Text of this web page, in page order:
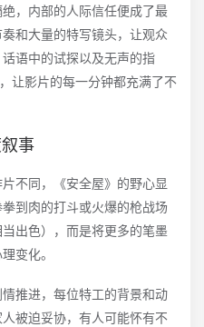
，内部的人际信任便成了最
和大量的特写镜头，让观众
语中的试探以及无声的指
让影片的每一分钟都充满了不
事
不同，《安全屋》的野心显
到肉的打斗或火爆的枪战场
出色），而是将更多的笔墨
变化。
情推进，每位特工的背景和动
被迫妥协，有人可能怀有不